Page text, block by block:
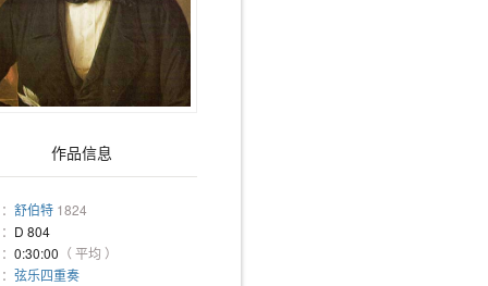
作品信息
舒伯特 1824
D 804
0:30:00 （ 平均 ）
弦乐四重奏